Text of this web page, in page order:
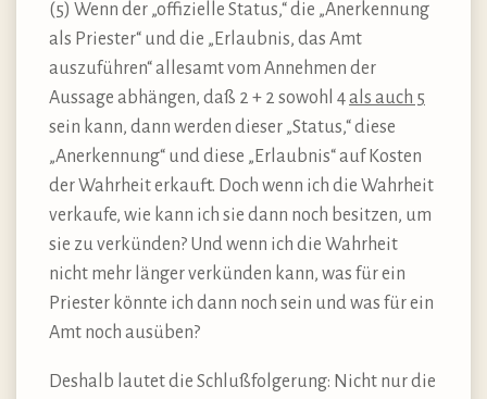
(5) Wenn der „offizielle Status,“ die „Anerkennung
als Priester“ und die „Erlaubnis, das Amt
auszuführen“ allesamt vom Annehmen der
Aussage abhängen, daß 2 + 2 sowohl 4als auch 5
sein kann, dann werden dieser „Status,“ diese
„Anerkennung“ und diese „Erlaubnis“ auf Kosten
der Wahrheit erkauft. Doch wenn ich die Wahrheit
verkaufe, wie kann ich sie dann noch besitzen, um
sie zu verkünden? Und wenn ich die Wahrheit
nicht mehr länger verkünden kann, was für ein
Priester könnte ich dann noch sein und was für ein
Amt noch ausüben?
Deshalb lautet die Schlußfolgerung: Nicht nur die